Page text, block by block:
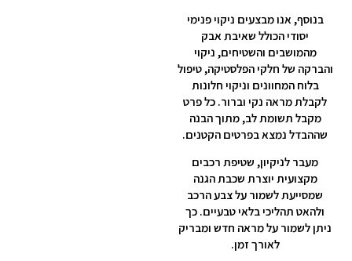
בנוסף, אנו מבצעים ניקוי פנימי
יסודי הכולל שאיבת אבק
מהמושבים והשטיחים, ניקוי
והברקה של חלקי הפלסטיקה, טיפול
בלוח המחוונים וניקוי חלונות
לקבלת מראה נקי וברור. כל פרט
מקבל תשומת לב, מתוך הבנה
שההבדל נמצא בפרטים הקטנים.
מעבר לניקיון, שטיפת רכבים
מקצועית יוצרת שכבת הגנה
שמסייעת לשמור על צבע הרכב
ולהאט תהליכי בלאי טבעיים. כך
ניתן לשמור על מראה חדש ומבריק
לאורך זמן.